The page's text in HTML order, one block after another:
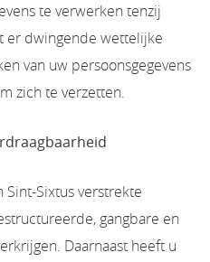
te verwerken tenzij
er dwingende wettelijke
van uw persoonsgegevens
zich te verzetten.
Sixtus verstrekte
gangbare en
Daarnaast heeft u